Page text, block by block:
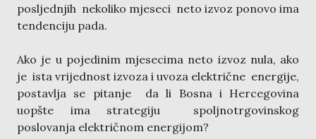
posljednjih nekoliko mjeseci neto izvoz ponovo ima
tendenciju pada.
Ako je u pojedinim mjesecima neto izvoz nula, ako
je ista vrijednost izvoza i uvoza električne energije,
postavlja se pitanje da li Bosna i Hercegovina
uopšte ima strategiju spoljnotrgovinskog
poslovanja električnom energijom?